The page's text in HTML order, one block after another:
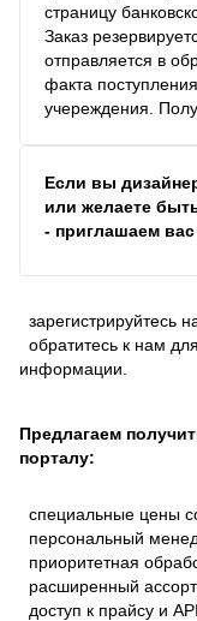
страницу
Заказ
отправляется в
факта
учереждения.
Если вы
или желаете
- приглашаем
зарегистрируйтесь
обратитесь к нам
информации.
Предлагаем
порталу:
специальные цены
персональный
приоритетная
расширенный
доступ к прайсу и